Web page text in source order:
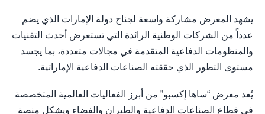
يشهد المعرض مشاركة واسعة لجناح دولة الإمارات الذي يضم
عدداً من الشركات الوطنية الرائدة التي تستعرض أحدث التقنيات
والمنظومات الدفاعية المتقدمة في مجالات متعددة، بما يجسد
مستوى التطور الذي حققته الصناعات الدفاعية الإماراتية.
يُعد معرض “ساها إكسبو” من أبرز الفعاليات العالمية المتخصصة
في قطاع الصناعات الدفاعية والطيران والفضاء ويشكل منصة